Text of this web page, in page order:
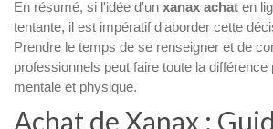
En résumé, si l'idée d'un xanax achat en
tentante, il est impératif d'aborder cette
Prendre le temps de se renseigner et de
professionnels peut faire toute la
mentale et physique.
Achat de Xanax :